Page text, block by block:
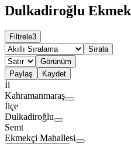
Dulkadiroğlu
Filtrele3
Sırala
Görünüm
Paylaş
Kaydet
İl
Kahramanmaraş
İlçe
Dulkadiroğlu
Semt
Ekmekçi Mahallesi